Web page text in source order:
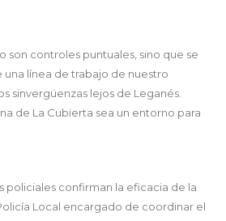
son controles puntuales, sino que se
línea de trabajo de nuestro
sinvergüenzas lejos de Leganés.
de La Cubierta sea un entorno para
policiales confirman la eficacia de la
Local encargado de coordinar el